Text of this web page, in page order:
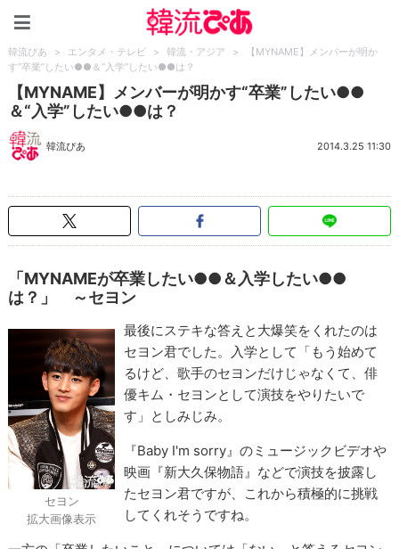
韓流ぴあ > エンタメ・テレビ > 韓流・アジア >
【MYNAME】メンバーが明か
す“卒業”したい●●＆“入学”したい●●は？
【MYNAME】メンバーが明かす“卒業”したい●●
＆“入学”したい●●は？
韓流ぴあ 2014.3.25 11:30
「MYNAMEが卒業したい●●＆入学したい●●
は？」 ～セヨン
セヨン
拡大画像表示
最後にステキな答えと大爆笑をくれたのは
セヨン君でした。入学として「もう始めて
るけど、歌手のセヨンだけじゃなくて、俳
優キム・セヨンとして演技をやりたいで
す」としみじみ。
『Baby I'm sorry』のミュージックビデオや
映画『新大久保物語』などで演技を披露し
たセヨン君ですが、これから積極的に挑戦
してくれそうですね。